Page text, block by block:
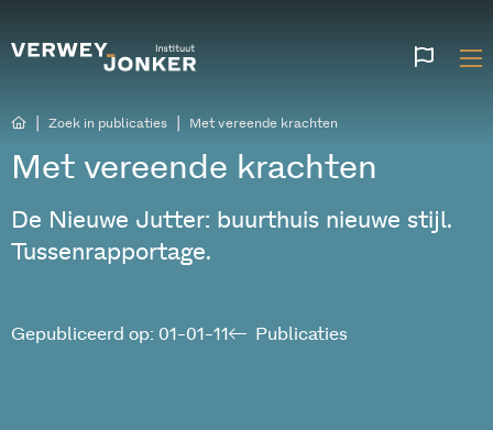
Zoek in publicaties Met vereende krachten
Met vereende krachten
De Nieuwe Jutter: buurthuis nieuwe stijl.
Tussenrapportage.
Publicaties
Gepubliceerd op: 01-01-11